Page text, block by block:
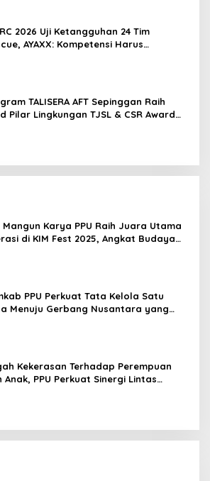
2026 Uji Ketangguhan 24 Tim
AYAXX: Kompetensi Harus
TALISERA AFT Sepinggan Raih
Pilar Lingkungan TJSL & CSR Award
Mangun Karya PPU Raih Juara Utama
di KIM Fest 2025, Angkat Budaya
PPU Perkuat Tata Kelola Satu
Menuju Gerbang Nusantara yang
Kekerasan Terhadap Perempuan
Anak, PPU Perkuat Sinergi Lintas